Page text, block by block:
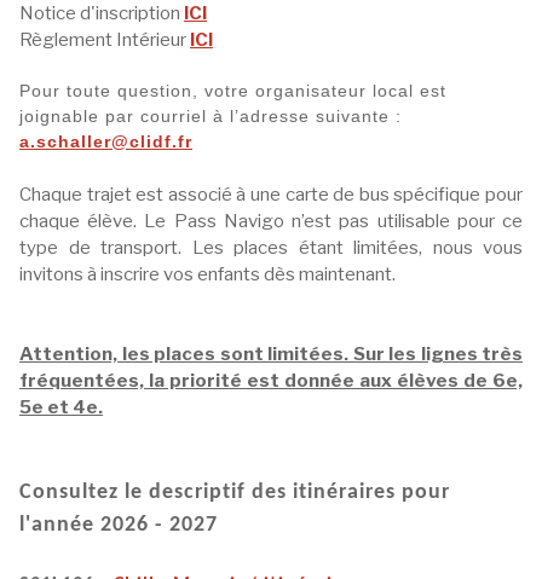
Notice d'inscription ICI
Règlement Intérieur ICI
Pour toute question, votre organisateur local est
joignable par courriel à l’adresse suivante :
a.schaller@clidf.fr
Chaque trajet est associé à une carte de bus spécifique pour
chaque élève. Le Pass Navigo n’est pas utilisable pour ce
type de transport. Les places étant limitées, nous vous
invitons à inscrire vos enfants dès maintenant.
Attention, les places sont limitées. Sur les lignes très
fréquentées, la priorité est donnée aux élèves de 6e,
5e et 4e.
Consultez le descriptif des itinéraires pour
l'année 2026 - 2027